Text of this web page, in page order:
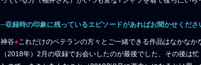
─収録時の印象に残っているエピソードがあればお聞かせくださ
神谷●これだけのベテランの方々とご一緒できる作品はなかな
（2018年）2月の収録でお会いしたのが最後でした、その後は